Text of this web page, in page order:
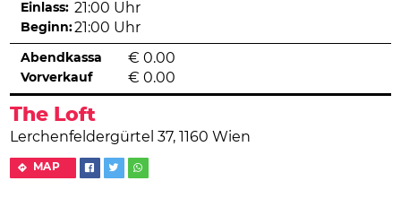
The Loft
Lerchenfeldergürtel 37, 1160 Wien
MAP
Einlass: 21:00 Uhr
Beginn:21:00 Uhr
Abendkassa € 0.00
Vorverkauf € 0.00